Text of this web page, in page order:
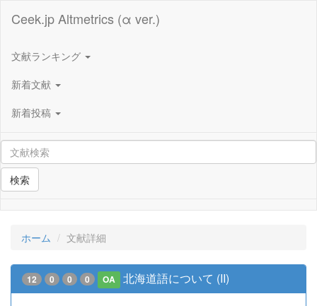
Ceek.jp Altmetrics (α ver.)
文献ランキング
新着文献
新着投稿
検索
ホーム 文献詳細
12 0 0 0 OA 北海道語について (II)